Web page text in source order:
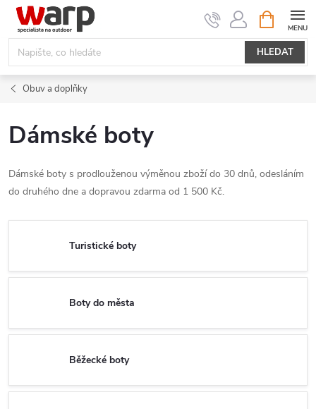
Přejít
obsah
HLEDAT
NÁKUPNÍ
KOŠÍK
Obuv a doplňky
Dámské boty
Dámské boty s prodlouženou výměnou zboží do 30 dnů, odesláním
do druhého dne a dopravou zdarma od 1 500 Kč.
Turistické boty
Boty do města
Běžecké boty